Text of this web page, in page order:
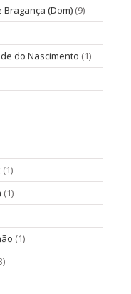
(Dom) (9)
do Nascimento (1)
(1)
(1)
(1)